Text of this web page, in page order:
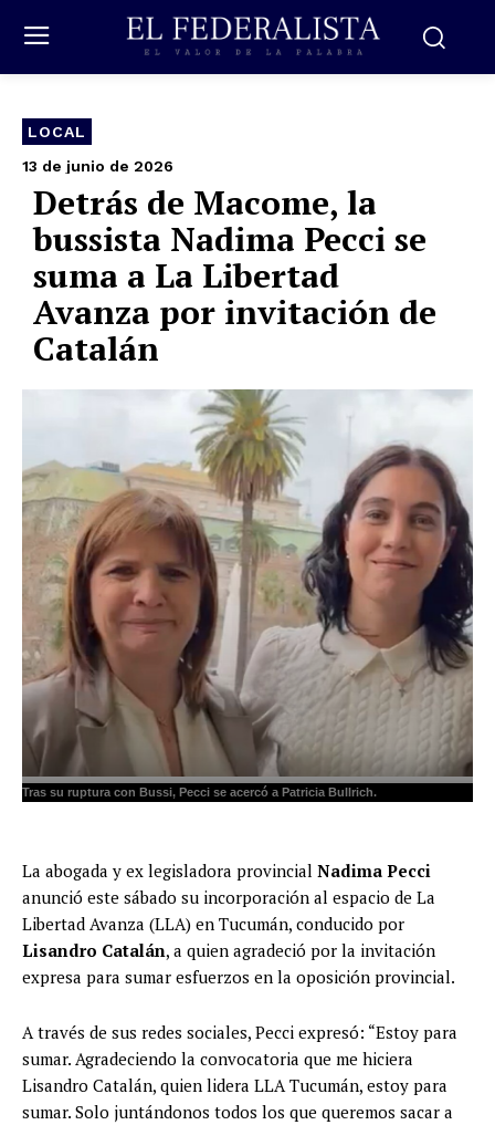
LOCAL
13 de junio de 2026
Detrás de Macome, la
bussista Nadima Pecci se
suma a La Libertad
Avanza por invitación de
Catalán
Tras su ruptura con Bussi, Pecci se acercó a Patricia Bullrich.
La abogada y ex legisladora provincial Nadima Pecci
anunció este sábado su incorporación al espacio de La
Libertad Avanza (LLA) en Tucumán, conducido por
Lisandro Catalán, a quien agradeció por la invitación
expresa para sumar esfuerzos en la oposición provincial.
A través de sus redes sociales, Pecci expresó: “Estoy para
sumar. Agradeciendo la convocatoria que me hiciera
Lisandro Catalán, quien lidera LLA Tucumán, estoy para
sumar. Solo juntándonos todos los que queremos sacar a